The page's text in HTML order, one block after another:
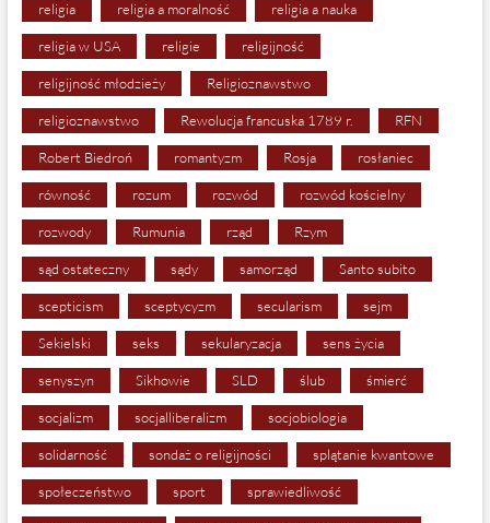
religia religia a moralność religia a nauka
religia w USA religie religijność
religijność młodzieży Religioznawstwo
religioznawstwo Rewolucja francuska 1789 r. RFN
Robert Biedroń romantyzm Rosja rosłaniec
równość rozum rozwód rozwód kościelny
rozwody Rumunia rząd Rzym
sąd ostateczny sądy samorząd Santo subito
scepticism sceptycyzm secularism sejm
Sekielski seks sekularyzacja sens życia
senyszyn Sikhowie SLD ślub śmierć
socjalizm socjalliberalizm socjobiologia
solidarność sondaż o religijności splątanie kwantowe
społeczeństwo sport sprawiedliwość